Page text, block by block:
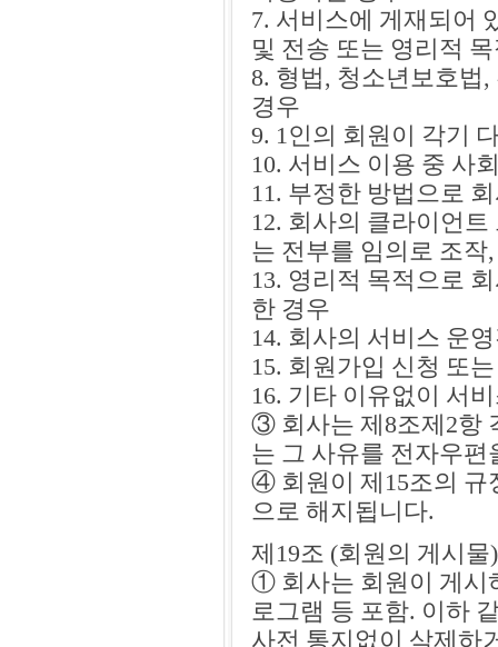
7. 서비스에 게재되어
및 전송 또는 영리적
8. 형법, 청소년보호법
경우
9. 1인의 회원이 각기
10. 서비스 이용 중 사
11. 부정한 방법으로
12. 회사의 클라이언
는 전부를 임의로 조작
13. 영리적 목적으로
한 경우
14. 회사의 서비스 운
15. 회원가입 신청 또
16. 기타 이유없이 서
③ 회사는 제8조제2항
는 그 사유를 전자우
④ 회원이 제15조의 규
으로 해지됩니다.
제19조 (회원의 게시물)
① 회사는 회원이 게시
로그램 등 포함. 이하
사전 통지없이 삭제하